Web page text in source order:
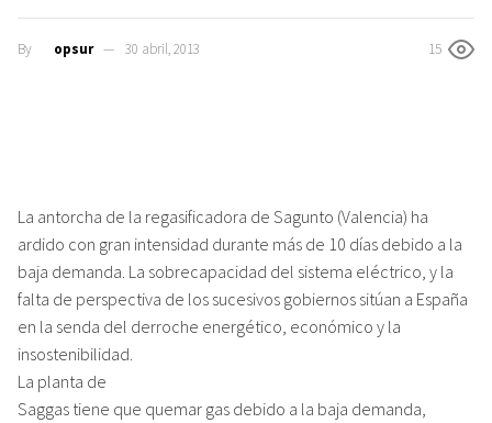
By opsur 30 abril, 2013 15
La antorcha de la regasificadora de Sagunto (Valencia) ha
ardido con gran intensidad durante más de 10 días debido a la
baja demanda. La sobrecapacidad del sistema eléctrico, y la
falta de perspectiva de los sucesivos gobiernos sitúan a España
en la senda del derroche energético, económico y la
insostenibilidad.
La planta de
Saggas tiene que quemar gas debido a la baja demanda,